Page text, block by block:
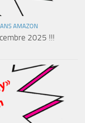
AMAZON
2025 !!!